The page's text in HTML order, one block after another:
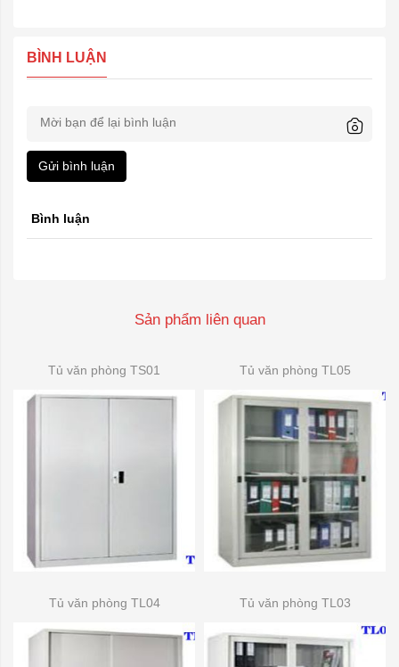
BÌNH LUẬN
Gửi bình luận
Bình luận
Sản phẩm liên quan
Tủ văn phòng TS01 Tủ văn phòng TL05
Tủ văn phòng TL04 Tủ văn phòng TL03